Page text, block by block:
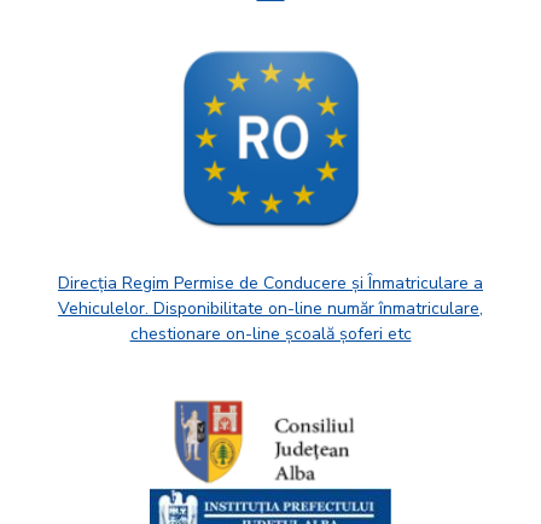
Direcția Regim Permise de Conducere și Înmatriculare a
Vehiculelor. Disponibilitate on-line număr înmatriculare,
chestionare on-line școală șoferi etc